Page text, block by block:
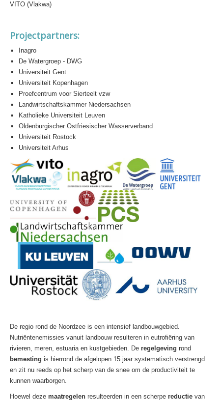
VITO (Vlakwa)
Projectpartners:​
Inagro
De Watergroep - DWG
Universiteit Gent
Universiteit Kopenhagen
Proefcentrum voor Sierteelt vzw
Landwirtschaftskammer Niedersachsen
Katholieke Universiteit Leuven
Oldenburgischer Ostfriesischer Wasserverband
Universiteit Rostock
Universiteit Arhus
De regio rond de Noordzee is een intensief landbouwgebied.
Nutriëntenemissies vanuit landbouw resulteren in eutrofiëring van
rivieren, meren, estuaria en kustgebieden. De regelgeving rond
bemesting is hierrond de afgelopen 15 jaar systematisch verstrengd
en zit nu reeds op het scherp van de snee om de productiviteit te
kunnen waarborgen.
Hoewel deze maatregelen resulteerden in een scherpe reductie van